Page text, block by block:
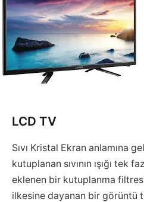
LCD TV
Sıvı Kristal Ekran anlamına
kutuplanan sıvının ışığı tek
eklenen bir kutuplanma
ilkesine dayanan bir görüntü